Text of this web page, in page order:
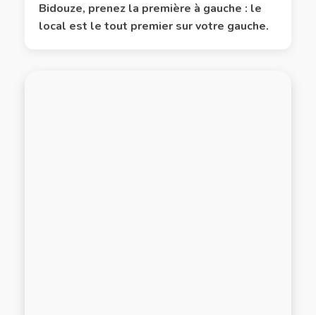
Bidouze, prenez la première à gauche : le
local est le tout premier sur votre gauche.